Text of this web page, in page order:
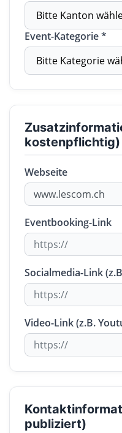
Event-Kategorie *
kostenpflichtig)
Webseite
Eventbooking-Link
Socialmedia-Link
Video-Link (z.B.
publiziert)